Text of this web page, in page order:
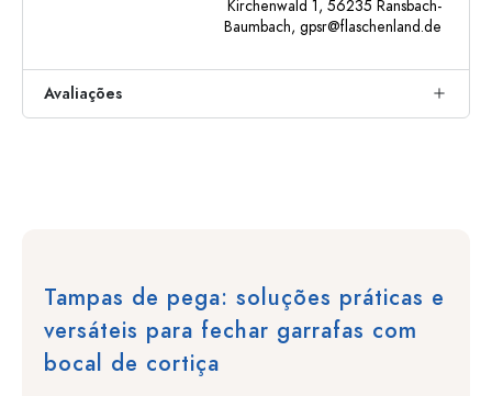
Kirchenwald 1, 56235 Ransbach-
Baumbach, gpsr@flaschenland.de
Avaliações
Tampas de pega: soluções práticas e
versáteis para fechar garrafas com
bocal de cortiça